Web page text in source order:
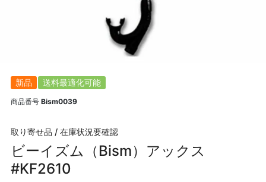
新品 送料最適化可能
商品番号 Bism0039
取り寄せ品 / 在庫状況要確認
ビーイズム（Bism）アックス
#KF2610